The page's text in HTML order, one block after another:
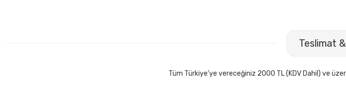
Sepete Ekle
Teslimat
Tüm Türkiye'ye vereceğiniz 2000 TL (KDV Dahil) ve